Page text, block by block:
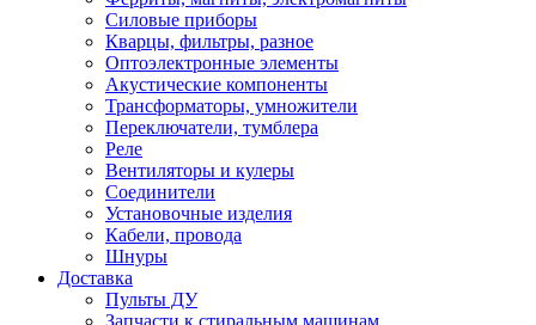
Силовые приборы
Кварцы, фильтры, разное
Оптоэлектронные элементы
Акустические компоненты
Трансформаторы, умножители
Переключатели, тумблера
Реле
Вентиляторы и кулеры
Соединители
Установочные изделия
Кабели, провода
Шнуры
Доставка
Пульты ДУ
Запчасти к стиральным машинам